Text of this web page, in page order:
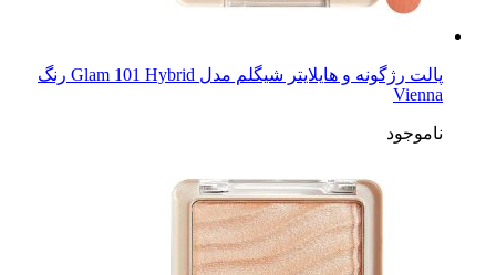
پالت رژگونه و هایلایتر شیگلم مدل Glam 101 Hybrid رنگ
Vienna
ناموجود